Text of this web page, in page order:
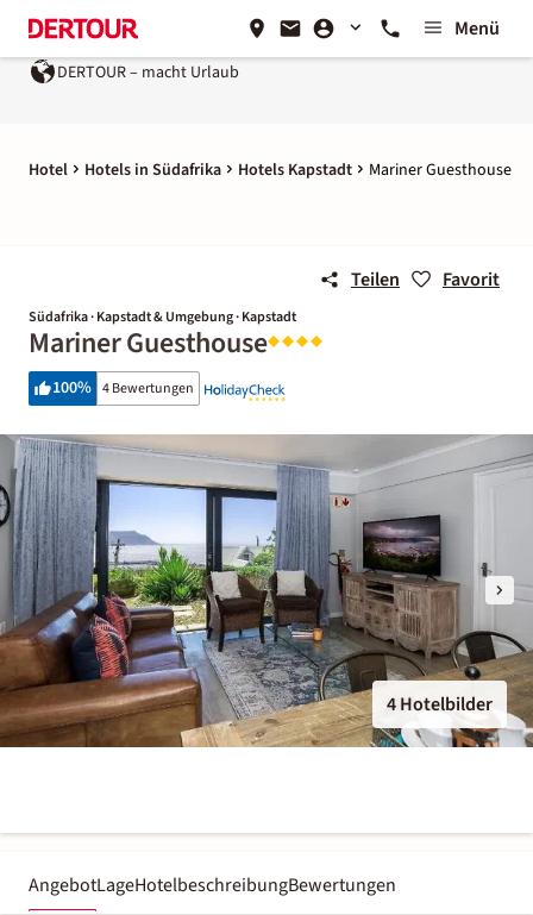
Menü
DERTOUR – macht Urlaub
Hotel Hotels in Südafrika Hotels Kapstadt Mariner Guesthouse
Teilen Favorit
Südafrika · Kapstadt & Umgebung · Kapstadt
Mariner Guesthouse
100% 4 Bewertungen
4 Hotelbilder
AngebotLageHotelbeschreibungBewertungen